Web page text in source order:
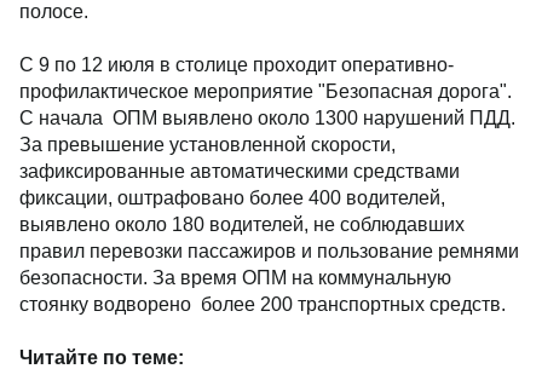
полосе.
С 9 по 12 июля в столице проходит оперативно-
профилактическое мероприятие "Безопасная дорога".
С начала ОПМ выявлено около 1300 нарушений ПДД.
За превышение установленной скорости,
зафиксированные автоматическими средствами
фиксации, оштрафовано более 400 водителей,
выявлено около 180 водителей, не соблюдавших
правил перевозки пассажиров и пользование ремнями
безопасности. За время ОПМ на коммунальную
стоянку водворено более 200 транспортных средств.
Читайте по теме: